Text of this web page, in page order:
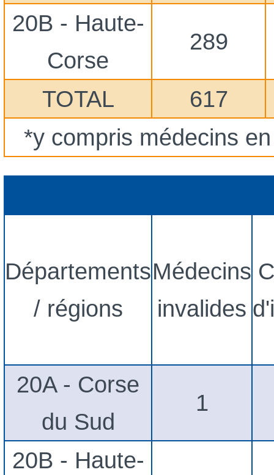
20B - Haute-
Corse
289
TOTAL
617
*y compris médecins
Départements
/ régions
Médecins
invalides
20A - Corse
du Sud
1
20B - Haute-